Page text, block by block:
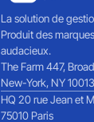
La solution de
Produit des
audacieux.
The Farm 447,
New-York, NY 10013
HQ 20 rue Jean et
75010 Paris